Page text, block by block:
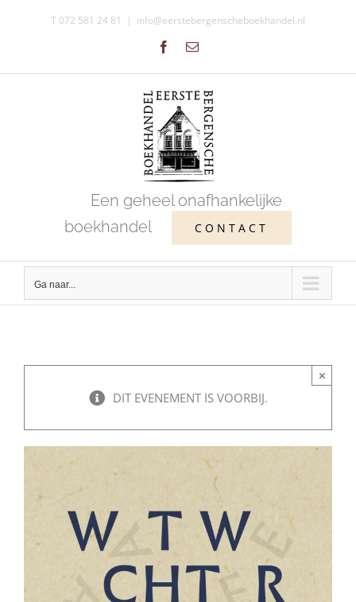
T 072 581 24 81 | info@eerstebergenscheboekhandel.nl
Facebook
E-
Een geheel onafhankelijke
boekhandel
CONTACT
Ga naar...
DIT EVENEMENT IS VOORBIJ.
×